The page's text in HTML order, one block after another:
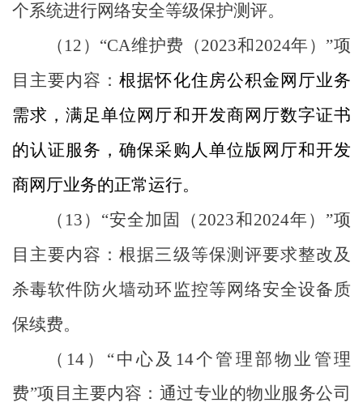
个系统进行网络安全等级保护测评。
（ 12 ） “CA维护费（2023和2024年） ”项
目主要内容：根据怀化住房公积金网厅业务
需求，满足单位网厅和开发商网厅数字证书
的认证服务，确保采购人单位版网厅和开发
商网厅业务的正常运行。
（ 13 ） “安全加固（ 2023和2024年） ”项
目主要内容：根据三级等保测评要求整改及
杀毒软件防火墙动环监控等网络安全设备质
保续费。
（ 14） “中心及 14个管理部物业管理
费”项目主要内容：通过专业的物业服务公司